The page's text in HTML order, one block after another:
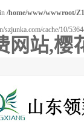
/home/www/wwwroot/
szjunka.com/cache/10/
网站,樱